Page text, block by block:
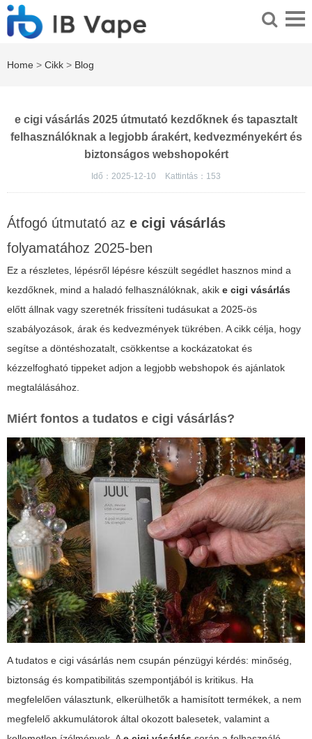
Home > Cikk > Blog
e cigi vásárlás 2025 útmutató kezdőknek és tapasztalt
felhasználóknak a legjobb árakért, kedvezményekért és
biztonságos webshopokért
Idő：2025-12-10 Kattintás： 153
Átfogó útmutató az e cigi vásárlás
folyamatához 2025-ben
Ez a részletes, lépésről lépésre készült segédlet hasznos mind a
kezdőknek, mind a haladó felhasználóknak, akik e cigi vásárlás
előtt állnak vagy szeretnék frissíteni tudásukat a 2025-ös
szabályozások, árak és kedvezmények tükrében. A cikk célja, hogy
segítse a döntéshozatalt, csökkentse a kockázatokat és
kézzelfogható tippeket adjon a legjobb webshopok és ajánlatok
megtalálásához.
Miért fontos a tudatos e cigi vásárlás?
A tudatos e cigi vásárlás nem csupán pénzügyi kérdés: minőség,
biztonság és kompatibilitás szempontjából is kritikus. Ha
megfelelően választunk, elkerülhetők a hamisított termékek, a nem
megfelelő akkumulátorok által okozott balesetek, valamint a